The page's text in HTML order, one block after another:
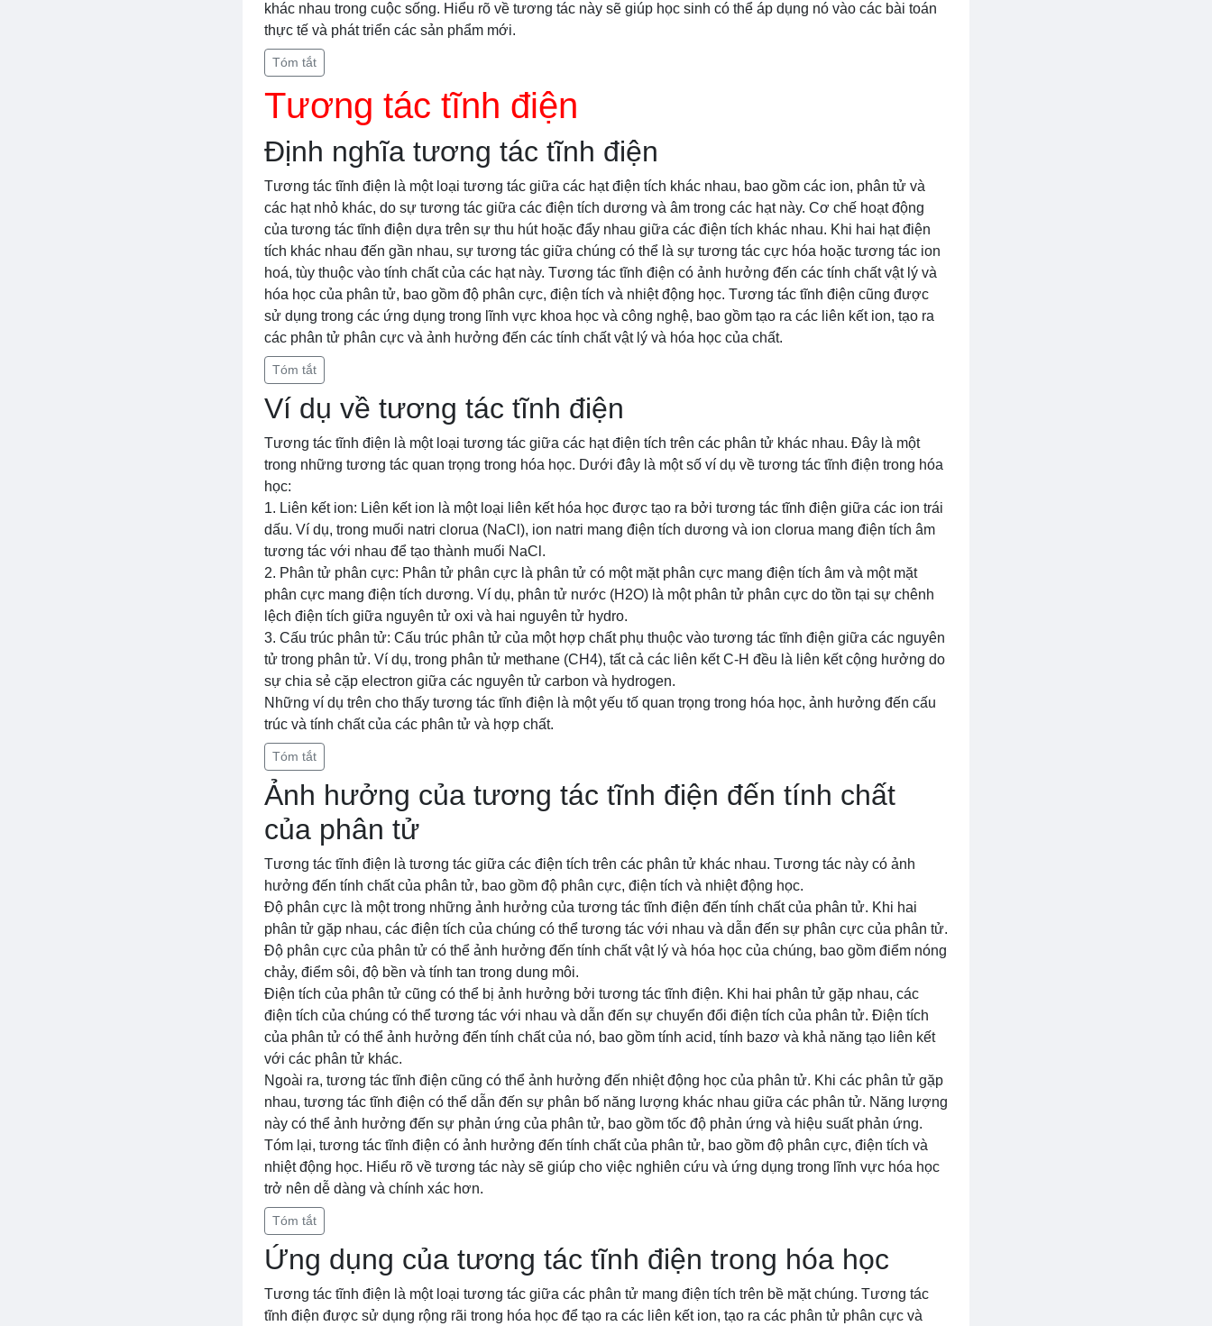
khác nhau trong cuộc sống. Hiểu rõ về tương tác này sẽ giúp học sinh có thể áp dụng nó vào các bài toán
thực tế và phát triển các sản phẩm mới.
Tóm tắt
Tương tác tĩnh điện
Định nghĩa tương tác tĩnh điện
Tương tác tĩnh điện là một loại tương tác giữa các hạt điện tích khác nhau, bao gồm các ion, phân tử và
các hạt nhỏ khác, do sự tương tác giữa các điện tích dương và âm trong các hạt này. Cơ chế hoạt động
của tương tác tĩnh điện dựa trên sự thu hút hoặc đẩy nhau giữa các điện tích khác nhau. Khi hai hạt điện
tích khác nhau đến gần nhau, sự tương tác giữa chúng có thể là sự tương tác cực hóa hoặc tương tác ion
hoá, tùy thuộc vào tính chất của các hạt này. Tương tác tĩnh điện có ảnh hưởng đến các tính chất vật lý và
hóa học của phân tử, bao gồm độ phân cực, điện tích và nhiệt động học. Tương tác tĩnh điện cũng được
sử dụng trong các ứng dụng trong lĩnh vực khoa học và công nghệ, bao gồm tạo ra các liên kết ion, tạo ra
các phân tử phân cực và ảnh hưởng đến các tính chất vật lý và hóa học của chất.
Tóm tắt
Ví dụ về tương tác tĩnh điện
Tương tác tĩnh điện là một loại tương tác giữa các hạt điện tích trên các phân tử khác nhau. Đây là một
trong những tương tác quan trọng trong hóa học. Dưới đây là một số ví dụ về tương tác tĩnh điện trong hóa
học:
1. Liên kết ion: Liên kết ion là một loại liên kết hóa học được tạo ra bởi tương tác tĩnh điện giữa các ion trái
dấu. Ví dụ, trong muối natri clorua (NaCl), ion natri mang điện tích dương và ion clorua mang điện tích âm
tương tác với nhau để tạo thành muối NaCl.
2. Phân tử phân cực: Phân tử phân cực là phân tử có một mặt phân cực mang điện tích âm và một mặt
phân cực mang điện tích dương. Ví dụ, phân tử nước (H2O) là một phân tử phân cực do tồn tại sự chênh
lệch điện tích giữa nguyên tử oxi và hai nguyên tử hydro.
3. Cấu trúc phân tử: Cấu trúc phân tử của một hợp chất phụ thuộc vào tương tác tĩnh điện giữa các nguyên
tử trong phân tử. Ví dụ, trong phân tử methane (CH4), tất cả các liên kết C-H đều là liên kết cộng hưởng do
sự chia sẻ cặp electron giữa các nguyên tử carbon và hydrogen.
Những ví dụ trên cho thấy tương tác tĩnh điện là một yếu tố quan trọng trong hóa học, ảnh hưởng đến cấu
trúc và tính chất của các phân tử và hợp chất.
Tóm tắt
Ảnh hưởng của tương tác tĩnh điện đến tính chất
của phân tử
Tương tác tĩnh điện là tương tác giữa các điện tích trên các phân tử khác nhau. Tương tác này có ảnh
hưởng đến tính chất của phân tử, bao gồm độ phân cực, điện tích và nhiệt động học.
Độ phân cực là một trong những ảnh hưởng của tương tác tĩnh điện đến tính chất của phân tử. Khi hai
phân tử gặp nhau, các điện tích của chúng có thể tương tác với nhau và dẫn đến sự phân cực của phân tử.
Độ phân cực của phân tử có thể ảnh hưởng đến tính chất vật lý và hóa học của chúng, bao gồm điểm nóng
chảy, điểm sôi, độ bền và tính tan trong dung môi.
Điện tích của phân tử cũng có thể bị ảnh hưởng bởi tương tác tĩnh điện. Khi hai phân tử gặp nhau, các
điện tích của chúng có thể tương tác với nhau và dẫn đến sự chuyển đổi điện tích của phân tử. Điện tích
của phân tử có thể ảnh hưởng đến tính chất của nó, bao gồm tính acid, tính bazơ và khả năng tạo liên kết
với các phân tử khác.
Ngoài ra, tương tác tĩnh điện cũng có thể ảnh hưởng đến nhiệt động học của phân tử. Khi các phân tử gặp
nhau, tương tác tĩnh điện có thể dẫn đến sự phân bố năng lượng khác nhau giữa các phân tử. Năng lượng
này có thể ảnh hưởng đến sự phản ứng của phân tử, bao gồm tốc độ phản ứng và hiệu suất phản ứng.
Tóm lại, tương tác tĩnh điện có ảnh hưởng đến tính chất của phân tử, bao gồm độ phân cực, điện tích và
nhiệt động học. Hiểu rõ về tương tác này sẽ giúp cho việc nghiên cứu và ứng dụng trong lĩnh vực hóa học
trở nên dễ dàng và chính xác hơn.
Tóm tắt
Ứng dụng của tương tác tĩnh điện trong hóa học
Tương tác tĩnh điện là một loại tương tác giữa các phân tử mang điện tích trên bề mặt chúng. Tương tác
tĩnh điện được sử dụng rộng rãi trong hóa học để tạo ra các liên kết ion, tạo ra các phân tử phân cực và